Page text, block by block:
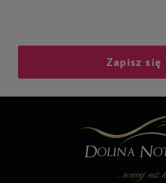
Zapisz się